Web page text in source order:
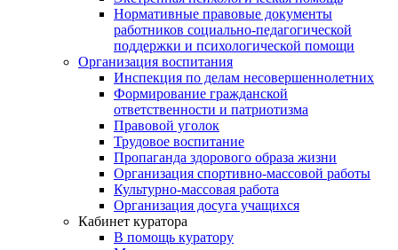
Нормативные правовые документы
работников социально-педагогической
поддержки и психологической помощи
Организация воспитания
Инспекция по делам несовершеннолетних
Формирование гражданской
ответственности и патриотизма
Правовой уголок
Трудовое воспитание
Пропаганда здорового образа жизни
Организация спортивно-массовой работы
Культурно-массовая работа
Организация досуга учащихся
Кабинет куратора
В помощь куратору